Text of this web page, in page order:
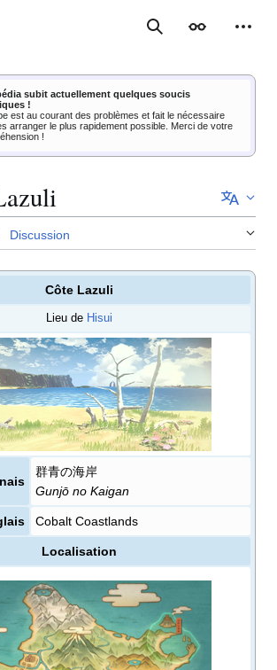
RechercherApparence
subit actuellement quelques soucis
!
est au courant des problèmes et fait le nécessaire
arranger le plus rapidement possible. Merci de votre
!
des matières
Discussion
Côte Lazuli
Lieu de Hisui
群青の海岸
Gunjō no Kaigan
Cobalt Coastlands
Localisation